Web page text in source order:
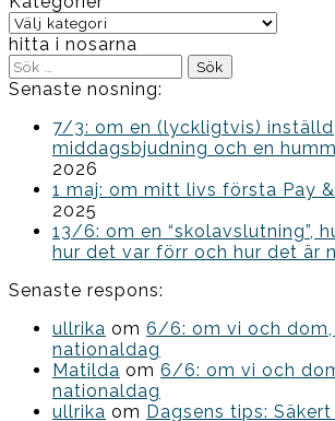
Kategorier
hitta i nosarna
Sök
efter:
Senaste nosning:
7/3: om en (lyckligtvis) inställd
middagsbjudning och en
2026
1 maj: om mitt livs första Pay
2025
13/6: om en “skolavslutning”,
hur det var förr och hur det är
Senaste respons:
ullrika om 6/6: om vi och dom,
nationaldag
Matilda om 6/6: om vi och
nationaldag
ullrika om Dagsens tips: